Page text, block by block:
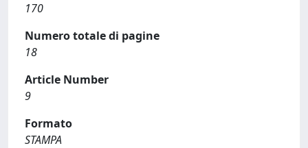
170
Numero totale di pagine
18
Article Number
9
Formato
STAMPA